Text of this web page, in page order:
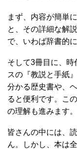
まず、内容が簡単
と、その詳細な解
で、いわば辞書的
そして3冊目に、時
スの『教説と手紙
分かる歴史書や、
ると便利です。こ
の理解も進みます。
皆さんの中には、
ん。しかし、本は